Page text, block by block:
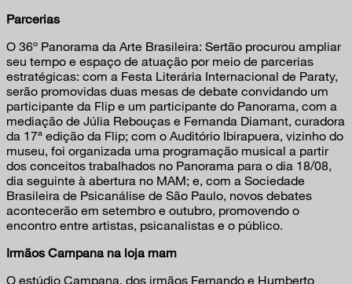
Parcerias
O 36º Panorama da Arte Brasileira: Sertão procurou ampliar
seu tempo e espaço de atuação por meio de parcerias
estratégicas: com a Festa Literária Internacional de Paraty,
serão promovidas duas mesas de debate convidando um
participante da Flip e um participante do Panorama, com a
mediação de Júlia Rebouças e Fernanda Diamant, curadora
da 17ª edição da Flip; com o Auditório Ibirapuera, vizinho do
museu, foi organizada uma programação musical a partir
dos conceitos trabalhados no Panorama para o dia 18/08,
dia seguinte à abertura no MAM; e, com a Sociedade
Brasileira de Psicanálise de São Paulo, novos debates
acontecerão em setembro e outubro, promovendo o
encontro entre artistas, psicanalistas e o público.
Irmãos Campana na loja mam
O estúdio Campana, dos irmãos Fernando e Humberto